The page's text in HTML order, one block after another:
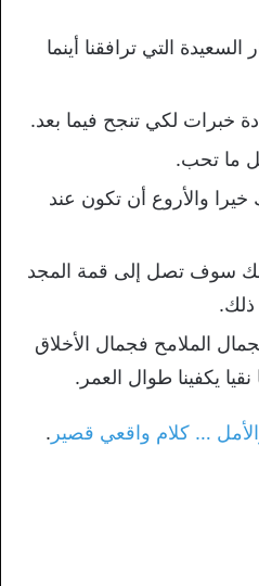
السعيدة التي ترافقنا أينما
خبرات لكي تنجح فيما بعد.
ما تحب.
والأروع أن تكون عند
سوف تصل إلى قمة المجد
الملامح فجمال الأخلاق
نقيا يكفينا طوال العمر.
… كلام واقعي قصير .